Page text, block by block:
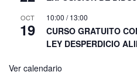
OCT
19
10:00 /13:00
CURSO GRATUITO
LEY DESPERDICIO
Ver calendario